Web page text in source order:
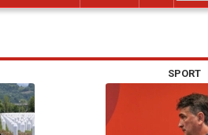
SPORT